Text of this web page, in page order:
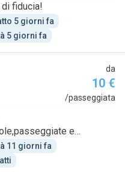
fiducia!
5 giorni fa
5 giorni fa
da
10 €
/passeggiata
e
11 giorni fa